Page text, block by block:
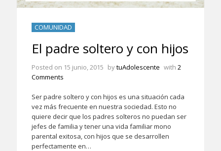
COMUNIDAD
El padre soltero y con hijos
Posted on 15 junio, 2015 bytuAdolescente with 2
Comments
Ser padre soltero y con hijos es una situación cada
vez más frecuente en nuestra sociedad. Esto no
quiere decir que los padres solteros no puedan ser
jefes de familia y tener una vida familiar mono
parental exitosa, con hijos que se desarrollen
perfectamente en…